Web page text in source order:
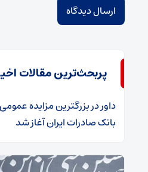
پربحث‌ترین مقالات
داوردر​بزرگترین مزایده
بانک صادرات ایران آغاز شد